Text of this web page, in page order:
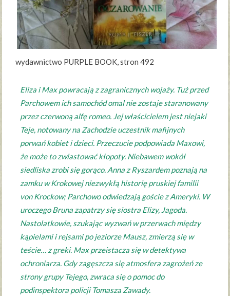
wydawnictwo PURPLE BOOK, stron 492
Eliza i Max powracają z zagranicznych wojaży. Tuż przed
Parchowem ich samochód omal nie zostaje staranowany
przez czerwoną alfę romeo. Jej właścicielem jest niejaki
Teje, notowany na Zachodzie uczestnik mafijnych
porwań kobiet i dzieci. Przeczucie podpowiada Maxowi,
że może to zwiastować kłopoty. Niebawem wokół
siedliska zrobi się gorąco. Anna z Ryszardem poznają na
zamku w Krokowej niezwykłą historię pruskiej familii
von Krockow; Parchowo odwiedzają goście z Ameryki. W
uroczego Bruna zapatrzy się siostra Elizy, Jagoda.
Nastolatkowie, szukając wyzwań w przerwach między
kąpielami i rejsami po jeziorze Mausz, zmierzą się w
teście… z greki. Max przeistacza się w detektywa
ochroniarza. Gdy zagęszcza się atmosfera zagrożeń ze
strony grupy Tejego, zwraca się o pomoc do
podinspektora policji Tomasza Zawady.